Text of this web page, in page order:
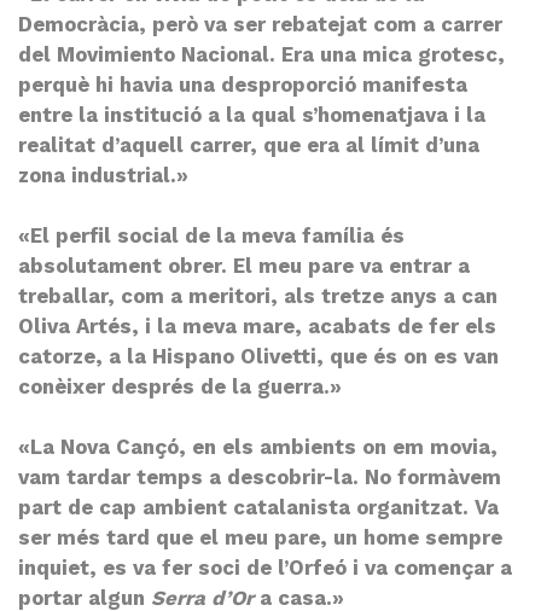
Democràcia, però va ser rebatejat com a carrer
del Movimiento Nacional. Era una mica grotesc,
perquè hi havia una desproporció manifesta
entre la institució a la qual s’homenatjava i la
realitat d’aquell carrer, que era al límit d’una
zona industrial.»
«El perfil social de la meva família és
absolutament obrer. El meu pare va entrar a
treballar, com a meritori, als tretze anys a can
Oliva Artés, i la meva mare, acabats de fer els
catorze, a la Hispano Olivetti, que és on es van
conèixer després de la guerra.»
«La Nova Cançó, en els ambients on em movia,
vam tardar temps a descobrir-la. No formàvem
part de cap ambient catalanista organitzat. Va
ser més tard que el meu pare, un home sempre
inquiet, es va fer soci de l’Orfeó i va començar a
portar algun Serra d’Ora casa.»